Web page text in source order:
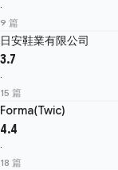
·
9 篇
日安鞋業有限公司
3.7
·
15 篇
Forma(Twic)
4.4
·
18 篇